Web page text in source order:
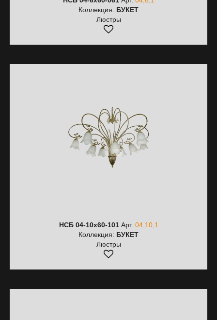
Коллекция: БУКЕТ
Люстры
НСБ 04-10х60-101Арт. 04,10,1
Коллекция: БУКЕТ
Люстры